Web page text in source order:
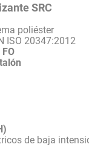
SRC
poliéster
ISO 20347:2012
de baja